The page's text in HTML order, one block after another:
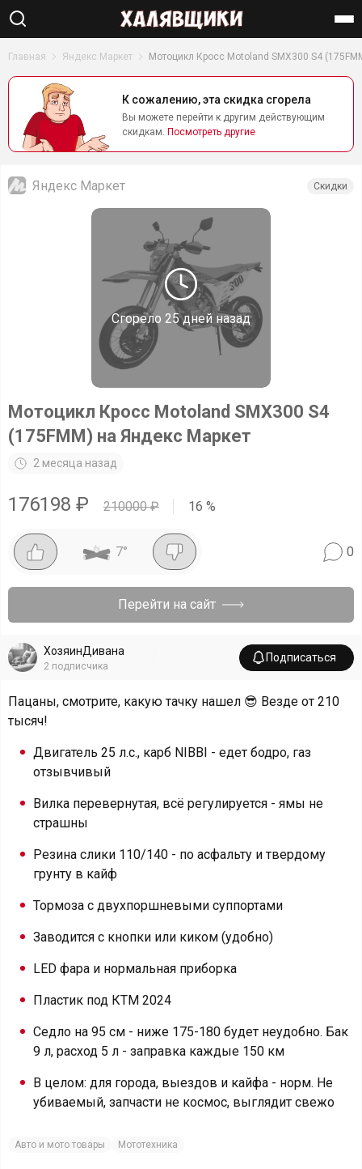
Найти
Главная Яндекс Маркет Мотоцикл Кросс Motoland SMX300 S4
К сожалению, эта скидка сгорела
Вы можете перейти к другим действующим
скидкам. Посмотреть другие
Сгорело 25 дней назад
Яндекс Маркет Скидки
Мотоцикл Кросс Motoland SMX300 S4
(175FMM) на Яндекс Маркет
2 месяца назад
176198 ₽ 210000₽ 16 %
7° 0
Перейти на сайт
ХозяинДивана
2 подписчика
Подписаться
Пацаны, смотрите, какую тачку нашел 😎 Везде от 210
тысяч!
Двигатель 25 л.с., карб NIBBI - едет бодро, газ
отзывчивый
Вилка перевернутая, всё регулируется - ямы не
страшны
Резина слики 110/140 - по асфальту и твердому
грунту в кайф
Тормоза с двухпоршневыми суппортами
Заводится с кнопки или киком (удобно)
LED фара и нормальная приборка
Пластик под КТМ 2024
Седло на 95 см - ниже 175-180 будет неудобно. Бак
9 л, расход 5 л - заправка каждые 150 км
В целом: для города, выездов и кайфа - норм. Не
убиваемый, запчасти не космос, выглядит свежо
Авто и мото товары Мототехника